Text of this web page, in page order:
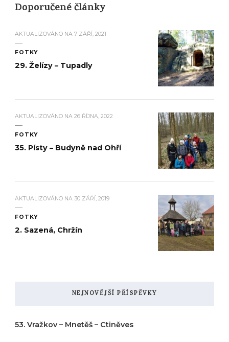
Doporučené články
AKTUALIZOVÁNO NA 7 ZÁŘÍ, 2021
FOTKY
29. Želízy – Tupadly
AKTUALIZOVÁNO NA 26 ŘÍJNA, 2022
FOTKY
35. Písty – Budyně nad Ohří
AKTUALIZOVÁNO NA 30 ZÁŘÍ, 2019
FOTKY
2. Sazená, Chržín
NEJNOVĚJŠÍ PŘÍSPĚVKY
53. Vražkov – Mnetěš – Ctiněves